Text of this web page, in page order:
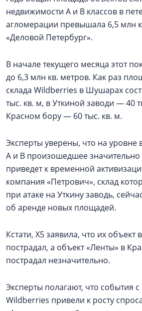
недвижимости А и В классов в
агломерации превышала 6,5 млн
«Деловой Петербург».
В начале текущего месяца этот
до 6,3 млн кв. метров. Как раз
склада Wildberries в Шушарах
тыс. кв. м, в Уткиной заводи — 40
Красном бору — 60 тыс. кв. м.
Эксперты уверены, что на уровне
А и В произошедшее значительно
приведет к временной
компания «Петрович», склад
при атаке на Уткину заводь,
об аренде новых площадей.
Кстати, Х5 заявила, что их объект
пострадал, а объект «Ленты» в
пострадал незначительно.
Эксперты полагают, что события
Wildberries привели к росту